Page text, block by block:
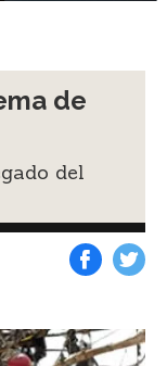
de
del